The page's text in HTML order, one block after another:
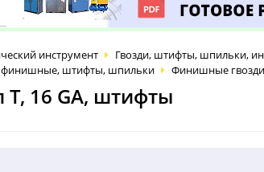
инструмент
Гвозди, штифты, шпильки,
финишные, штифты, шпильки
Финишные гвозди
16 GA, штифты